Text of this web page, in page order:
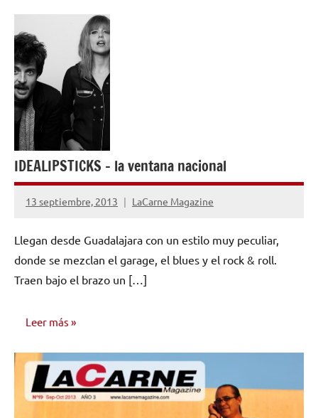
IDEALIPSTICKS – la ventana nacional
13 septiembre, 2013 LaCarne Magazine
No
comentarios
Llegan desde Guadalajara con un estilo muy peculiar,
donde se mezclan el garage, el blues y el rock & roll.
Traen bajo el brazo un […]
Leer más
ENTREVISTAS